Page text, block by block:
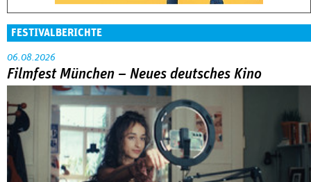
FESTIVALBERICHTE
06.08.2026
Filmfest München – Neues deutsches Kino